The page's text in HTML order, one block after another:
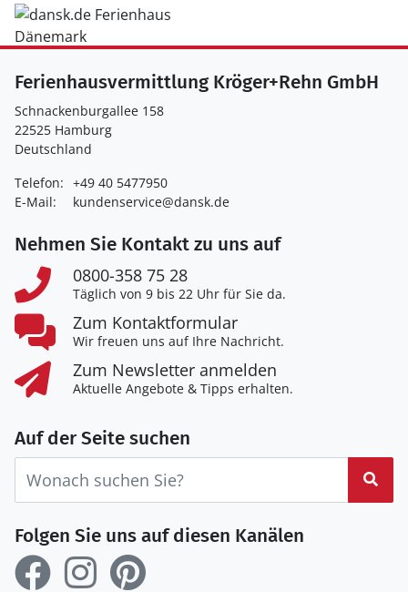
Ferienhausvermittlung Kröger+Rehn GmbH
Schnackenburgallee 158
22525 Hamburg
Deutschland
Telefon: +49 40 5477950
E-Mail:
kundenservice@dansk.de
Nehmen Sie Kontakt zu uns auf
0800-358 75 28
Täglich von 9 bis 22 Uhr für Sie da.
Zum Kontaktformular
Wir freuen uns auf Ihre Nachricht.
Zum Newsletter anmelden
Aktuelle Angebote & Tipps erhalten.
Auf der Seite suchen
Folgen Sie uns auf diesen Kanälen